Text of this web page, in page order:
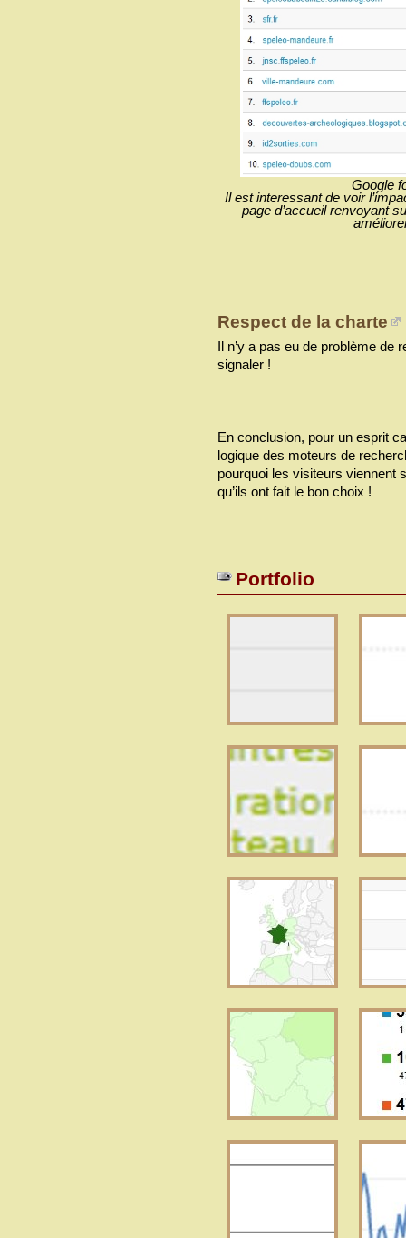
Google
Il est interessant de voir
page d’accueil renvoyant
Respect de la charte
Il n’y a pas eu de problème de
signaler !
En conclusion, pour un esprit
logique des moteurs de
pourquoi les visiteurs viennent
qu’ils ont fait le bon choix !
Portfolio